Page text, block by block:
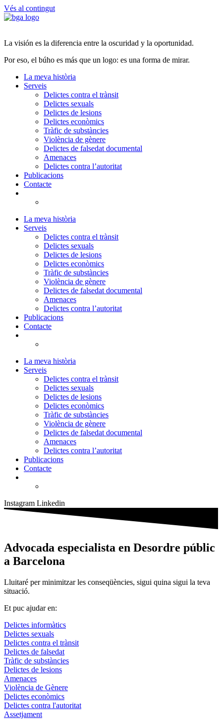
Vés al contingut
La visión es la diferencia entre la oscuridad y la oportunidad.
Por eso, el búho es más que un logo: es una forma de mirar.
La meva història
Serveis
Delictes contra el trànsit
Delictes sexuals
Delictes de lesions
Delictes econòmics
Tràfic de substàncies
Violència de gènere
Delictes de falsedat documental
Amenaces
Delictes contra l’autoritat
Publicacions
Contacte
La meva història
Serveis
Delictes contra el trànsit
Delictes sexuals
Delictes de lesions
Delictes econòmics
Tràfic de substàncies
Violència de gènere
Delictes de falsedat documental
Amenaces
Delictes contra l’autoritat
Publicacions
Contacte
La meva història
Serveis
Delictes contra el trànsit
Delictes sexuals
Delictes de lesions
Delictes econòmics
Tràfic de substàncies
Violència de gènere
Delictes de falsedat documental
Amenaces
Delictes contra l’autoritat
Publicacions
Contacte
Instagram Linkedin
Advocada especialista en Desordre públic
a Barcelona
Lluitaré per minimitzar les conseqüències, sigui quina sigui la teva
situació.
Et puc ajudar en:
Delictes informàtics
Delictes sexuals
Delictes contra el trànsit
Delictes de falsedat
Tràfic de substàncies
Delictes de lesions
Amenaces
Violència de Gènere
Delictes econòmics
Delictes contra l'autoritat
Assetjament